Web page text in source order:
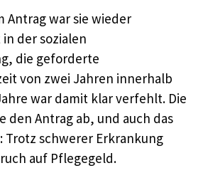
Antrag war sie wieder
der sozialen
die geforderte
von zwei Jahren innerhalb
war damit klar verfehlt. Die
den Antrag ab, und auch das
Trotz schwerer Erkrankung
auf Pflegegeld.